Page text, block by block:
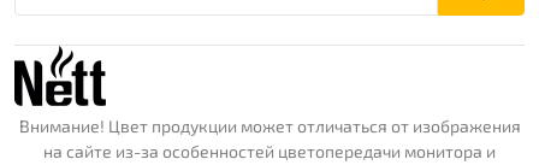
Внимание! Цвет продукции может отличаться от изображения
на сайте из-за особенностей цветопередачи монитора и